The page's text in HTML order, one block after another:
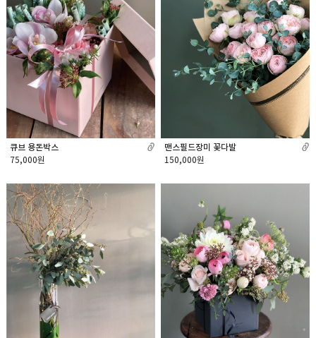
큐브 용돈박스
75,000원
맨스필드장미 꽃다발
150,000원